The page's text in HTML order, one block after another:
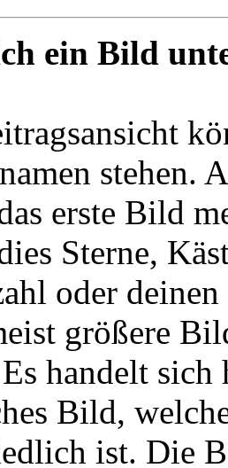
ein Bild
stehen.
erste Bild
Sterne,
oder
größere
handelt
Bild,
ist. Die